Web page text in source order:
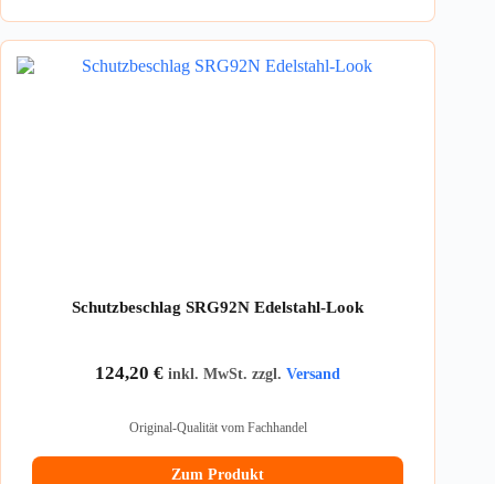
Schutzbeschlag SRG92N Edelstahl-Look
124,20€ inkl. MwSt. zzgl.Versand
Original-Qualität vom Fachhandel
Zum Produkt